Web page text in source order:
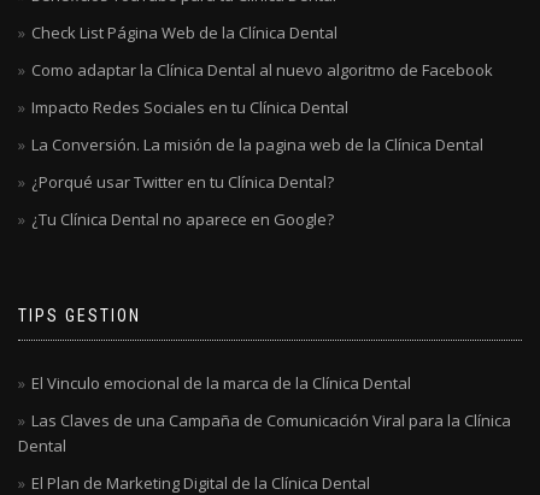
Check List Página Web de la Clínica Dental
Como adaptar la Clínica Dental al nuevo algoritmo de Facebook
Impacto Redes Sociales en tu Clínica Dental
La Conversión. La misión de la pagina web de la Clínica Dental
¿Porqué usar Twitter en tu Clínica Dental?
¿Tu Clínica Dental no aparece en Google?
TIPS GESTION
El Vinculo emocional de la marca de la Clínica Dental
Las Claves de una Campaña de Comunicación Viral para la Clínica
Dental
El Plan de Marketing Digital de la Clínica Dental